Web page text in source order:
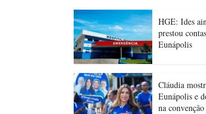
HGE: Ides
prestou
Eunápolis
Cláudia
Eunápolis e
na